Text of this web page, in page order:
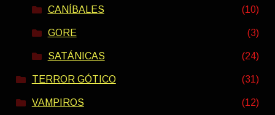
CANÍBALES (10)
GORE (3)
SATÁNICAS (24)
TERROR GÓTICO (31)
VAMPIROS (12)